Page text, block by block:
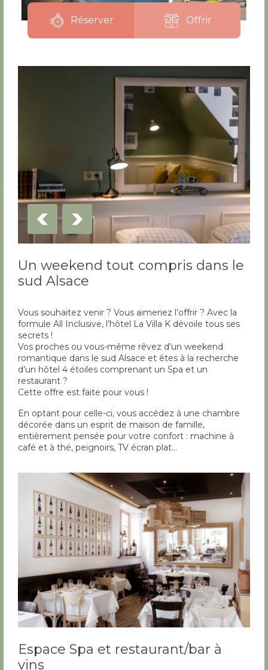
Réserver Offrir
Un weekend tout compris dans le
sud Alsace
Vous souhaitez venir ? Vous aimeriez l’offrir ? Avec la
formule All Inclusive, l’hôtel La Villa K dévoile tous ses
secrets !
Vos proches ou vous-même rêvez d’un weekend
romantique dans le sud Alsace et êtes à la recherche
d’un hôtel 4 étoiles comprenant un Spa et un
restaurant ?
Cette offre est faite pour vous !
En optant pour celle-ci, vous accédez à une chambre
décorée dans un esprit de maison de famille,
entièrement pensée pour votre confort : machine à
café et à thé, peignoirs, TV écran plat…
Espace Spa et restaurant/bar à
vins